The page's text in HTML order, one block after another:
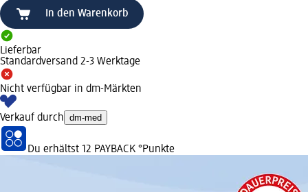
In den Warenkorb
Lieferbar
Standardversand 2-3 Werktage
Nicht verfügbar in dm-Märkten
Verkauf durch dm-med
Du erhältst 12 PAYBACK °Punkte